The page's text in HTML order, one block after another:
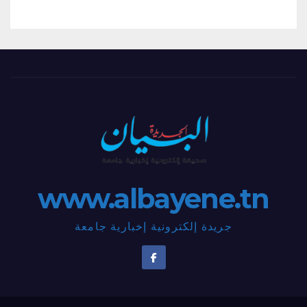
www.albayene.tn
جريدة إلكترونية إخبارية جامعة